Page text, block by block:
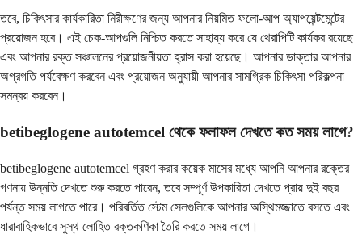
তবে, চিকিৎসার কার্যকারিতা নিরীক্ষণের জন্য আপনার নিয়মিত ফলো-আপ অ্যাপয়েন্টমেন্টের
প্রয়োজন হবে। এই চেক-আপগুলি নিশ্চিত করতে সাহায্য করে যে থেরাপিটি কার্যকর রয়েছে
এবং আপনার রক্ত সঞ্চালনের প্রয়োজনীয়তা হ্রাস করা হয়েছে। আপনার ডাক্তার আপনার
অগ্রগতি পর্যবেক্ষণ করবেন এবং প্রয়োজন অনুযায়ী আপনার সামগ্রিক চিকিৎসা পরিকল্পনা
সমন্বয় করবেন।
betibeglogene autotemcel থেকে ফলাফল দেখতে কত সময় লাগে?
betibeglogene autotemcel গ্রহণ করার কয়েক মাসের মধ্যে আপনি আপনার রক্তের
গণনায় উন্নতি দেখতে শুরু করতে পারেন, তবে সম্পূর্ণ উপকারিতা দেখতে প্রায় দুই বছর
পর্যন্ত সময় লাগতে পারে। পরিবর্তিত স্টেম সেলগুলিকে আপনার অস্থিমজ্জাতে বসতে এবং
ধারাবাহিকভাবে সুস্থ লোহিত রক্তকণিকা তৈরি করতে সময় লাগে।